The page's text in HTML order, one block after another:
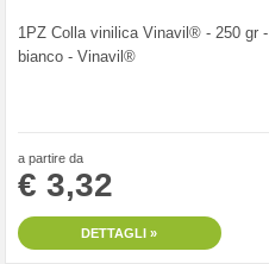
1PZ Colla vinilica Vinavil® - 250 gr -
bianco - Vinavil®
a partire da
€ 3,32
DETTAGLI »